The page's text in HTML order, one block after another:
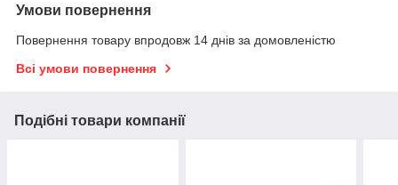
Умови повернення
Повернення товару впродовж 14 днів за домовленістю
Всі умови повернення
Подібні товари компанії